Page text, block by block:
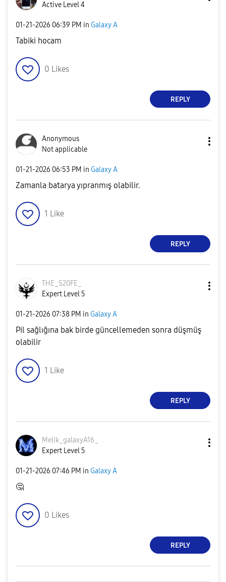
Active Level 4
‎01-21-2026 06:39 PM in Galaxy A
Tabiki hocam
0 Likes
REPLY
Anonymous
Not applicable
‎01-21-2026 06:53 PM in Galaxy A
Zamanla batarya yıpranmış olabilir.
1 Like
REPLY
THE_S20FE_
Expert Level 5
‎01-21-2026 07:38 PM in Galaxy A
Pil sağlığına bak birde güncellemeden sonra düşmüş
olabilir
1 Like
REPLY
Melik_galaxyA16
Expert Level 5
‎01-21-2026 07:46 PM in Galaxy A
🤔
0 Likes
REPLY